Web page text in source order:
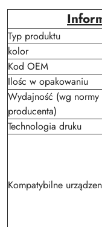
Typ produktu
kolor
Kod OEM
Ilośc w opakowaniu
Wydajność (wg normy
producenta)
Technologia druku
Kompatybilne